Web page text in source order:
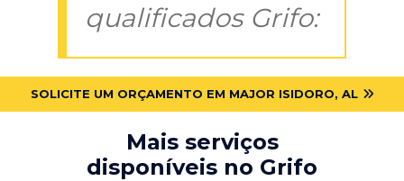
qualificados Grifo:
SOLICITE UM ORÇAMENTO EM MAJOR ISIDORO, AL
Mais serviços
disponíveis no Grifo